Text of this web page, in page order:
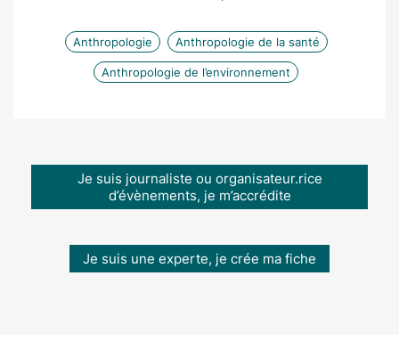
Anthropologie Anthropologie de la santé
Anthropologie de l’environnement
Je suis journaliste ou organisateur.rice
d’évènements, je m’accrédite
Je suis une experte, je crée ma fiche